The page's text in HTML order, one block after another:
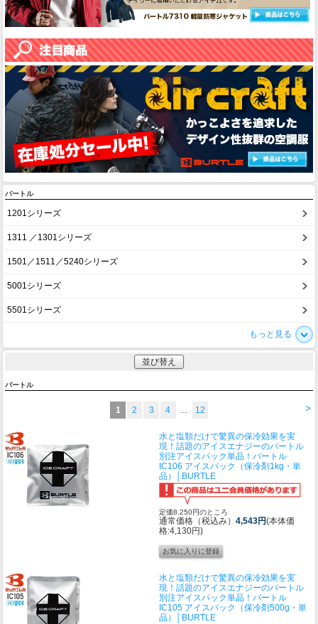
バートル
1201シリーズ
1311 ／1301シリーズ
1501／1511／5240シリーズ
5001シリーズ
5501シリーズ
もっと見る
並び替え
バートル
>
1 2 3 4 … 12
水と塩類だけで驚異の保冷効果を実
現！話題のアイスエナジーのバートル
別注アイスパック単品！ バートル
IC106 アイスパック（保冷剤1kg・単
品）│BURTLE
定価8,250円のところ
通常価格（税込み） 4,543円(本体価
格:4,130円)
水と塩類だけで驚異の保冷効果を実
現！話題のアイスエナジーのバートル
別注アイスパック単品！ バートル
IC105 アイスパック（保冷剤500g・単
品）│BURTLE